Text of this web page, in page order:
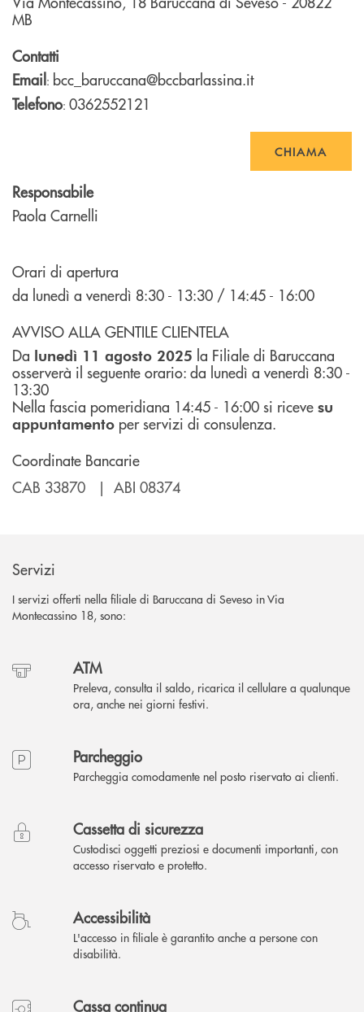
MB
Contatti
Email: bcc_baruccana@bccbarlassina.it
Telefono: 0362552121
CHIAMA
Responsabile
Paola Carnelli
Orari di apertura
da lunedì a venerdì 8:30 - 13:30 / 14:45 - 16:00
AVVISO ALLA GENTILE CLIENTELA
Da lunedì 11 agosto 2025 la Filiale di Baruccana
osserverà il seguente orario: da lunedì a venerdì 8:30 -
13:30
Nella fascia pomeridiana 14:45 - 16:00 si riceve su
appuntamento per servizi di consulenza.
Coordinate Bancarie
CAB 33870 | ABI 08374
Servizi
I servizi offerti nella filiale di Baruccana di Seveso in Via
Montecassino 18, sono:
ATM
Preleva, consulta il saldo, ricarica il cellulare a qualunque
ora, anche nei giorni festivi.
Parcheggio
Parcheggia comodamente nel posto riservato ai clienti.
Cassetta di sicurezza
Custodisci oggetti preziosi e documenti importanti, con
accesso riservato e protetto.
Accessibilità
L'accesso in filiale è garantito anche a persone con
disabilità.
Cassa continua